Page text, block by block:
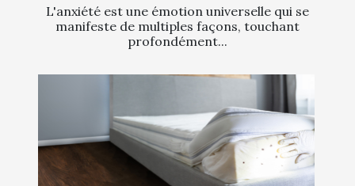
L'anxiété est une émotion universelle qui se
manifeste de multiples façons, touchant
profondément...